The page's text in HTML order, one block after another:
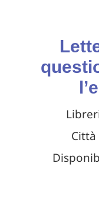
Città